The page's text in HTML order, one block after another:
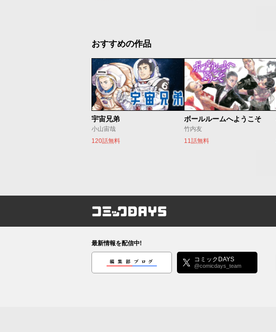
おすすめの作品
宇宙兄弟
小山宙哉
120話無料
ボールルームへようこそ
竹内友
11話無料
コミックDAYS
最新情報を配信中!
編集部ブログ コミックDAYS
@comicdays_team